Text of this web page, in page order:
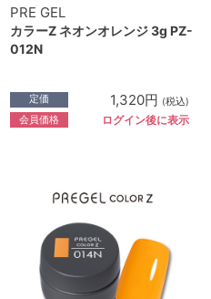
PRE GEL
カラーZ ネオンオレンジ 3g PZ-
012N
定価 1,320円 (税込)
会員価格 ログイン後に表示